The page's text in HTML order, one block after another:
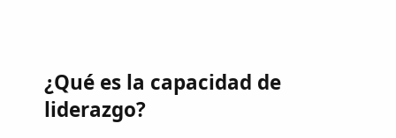
¿Qué es la capacidad de
liderazgo?